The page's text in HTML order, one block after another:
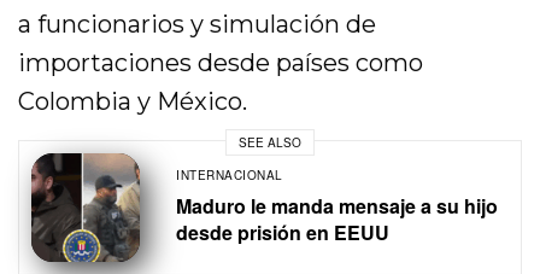
a funcionarios y simulación de
importaciones desde países como
Colombia y México.
SEE ALSO
INTERNACIONAL
Maduro le manda mensaje a su hijo
desde prisión en EEUU